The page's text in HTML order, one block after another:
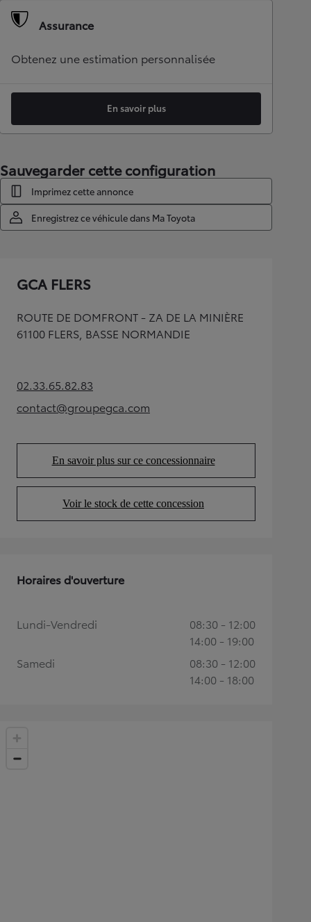
Assurance
Obtenez une estimation personnalisée
En savoir plus
Sauvegarder cette configuration
Imprimez cette annonce
Enregistrez ce véhicule dans Ma Toyota
GCA FLERS
ROUTE DE DOMFRONT - ZA DE LA MINIÈRE
61100 FLERS, BASSE NORMANDIE
02.33.65.82.83(Opens in new tab)
contact@groupegca.com
(Opens in new tab)
En savoir plus sur ce concessionnaire
(Opens in new tab)
Voir le stock de cette concession
(Opens in new tab)
Horaires d'ouverture
Lundi-Vendredi
08:30 - 12:00
14:00 - 19:00
Samedi
08:30 - 12:00
14:00 - 18:00